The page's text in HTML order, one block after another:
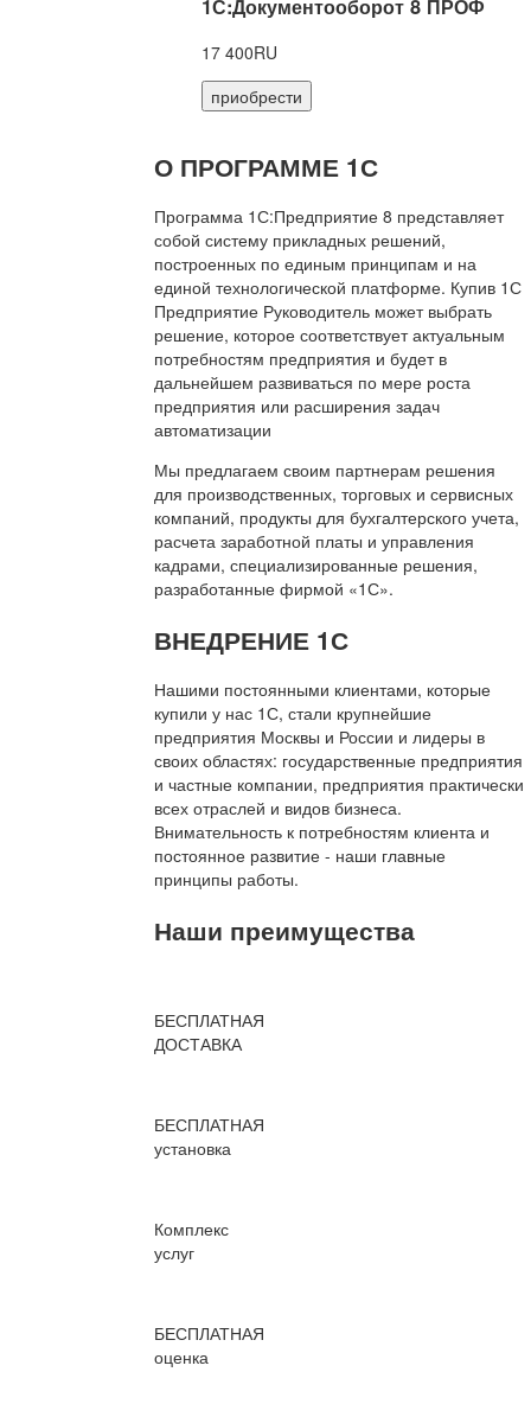
1С:Документооборот 8 ПРОФ
17 400RU
приобрести
О ПРОГРАММЕ 1С
Программа 1С:Предприятие 8 представляет
собой систему прикладных решений,
построенных по единым принципам и на
единой технологической платформе. Купив 1С
Предприятие Руководитель может выбрать
решение, которое соответствует актуальным
потребностям предприятия и будет в
дальнейшем развиваться по мере роста
предприятия или расширения задач
автоматизации
Мы предлагаем своим партнерам решения
для производственных, торговых и сервисных
компаний, продукты для бухгалтерского учета,
расчета заработной платы и управления
кадрами, специализированные решения,
разработанные фирмой «1С».
ВНЕДРЕНИЕ 1С
Нашими постоянными клиентами, которые
купили у нас 1С, стали крупнейшие
предприятия Москвы и России и лидеры в
своих областях: государственные предприятия
и частные компании, предприятия практически
всех отраслей и видов бизнеса.
Внимательность к потребностям клиента и
постоянное развитие - наши главные
принципы работы.
Наши преимущества
БЕСПЛАТНАЯ
ДОСТАВКА
БЕСПЛАТНАЯ
установка
Комплекс
услуг
БЕСПЛАТНАЯ
оценка